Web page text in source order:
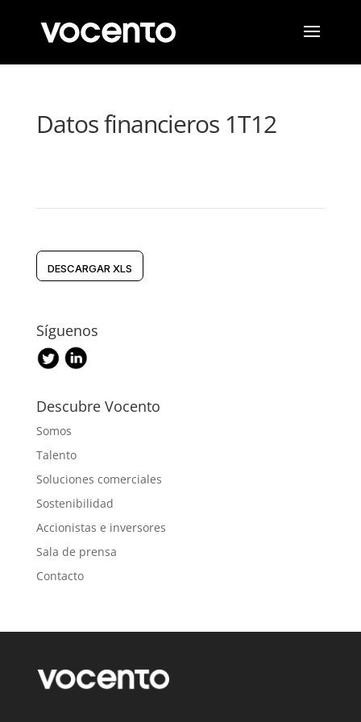
Datos financieros 1T12
DESCARGAR XLS
Síguenos
Descubre Vocento
Somos
Talento
Soluciones comerciales
Sostenibilidad
Accionistas e inversores
Sala de prensa
Contacto